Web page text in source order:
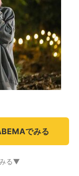
でみる
る▼